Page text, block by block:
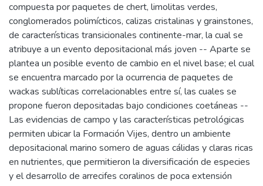
compuesta por paquetes de chert, limolitas verdes,
conglomerados polimícticos, calizas cristalinas y grainstones,
de características transicionales continente-mar, la cual se
atribuye a un evento depositacional más joven -- Aparte se
plantea un posible evento de cambio en el nivel base; el cual
se encuentra marcado por la ocurrencia de paquetes de
wackas sublíticas correlacionables entre sí, las cuales se
propone fueron depositadas bajo condiciones coetáneas --
Las evidencias de campo y las características petrológicas
permiten ubicar la Formación Vijes, dentro un ambiente
depositacional marino somero de aguas cálidas y claras ricas
en nutrientes, que permitieron la diversificación de especies
y el desarrollo de arrecifes coralinos de poca extensión